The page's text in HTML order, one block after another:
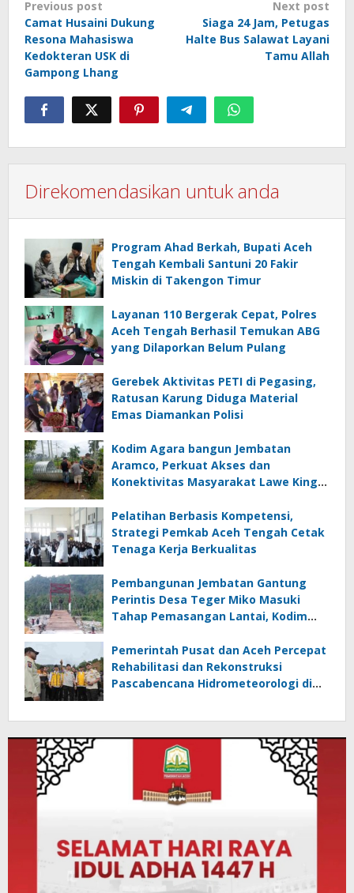
Post
navigation
Previous post
Camat Husaini Dukung
Resona Mahasiswa
Kedokteran USK di
Gampong Lhang
Next post
Siaga 24 Jam, Petugas
Halte Bus Salawat Layani
Tamu Allah
Direkomendasikan untuk anda
Program Ahad Berkah, Bupati Aceh
Tengah Kembali Santuni 20 Fakir
Miskin di Takengon Timur
Layanan 110 Bergerak Cepat, Polres
Aceh Tengah Berhasil Temukan ABG
yang Dilaporkan Belum Pulang
Gerebek Aktivitas PETI di Pegasing,
Ratusan Karung Diduga Material
Emas Diamankan Polisi
Kodim Agara bangun Jembatan
Aramco, Perkuat Akses dan
Konektivitas Masyarakat Lawe Kinge
Pelatihan Berbasis Kompetensi,
Strategi Pemkab Aceh Tengah Cetak
Tenaga Kerja Berkualitas
Pembangunan Jembatan Gantung
Perintis Desa Teger Miko Masuki
Tahap Pemasangan Lantai, Kodim
Sesuai Target
Pemerintah Pusat dan Aceh Percepat
Rehabilitasi dan Rekonstruksi
Pascabencana Hidrometeorologi di